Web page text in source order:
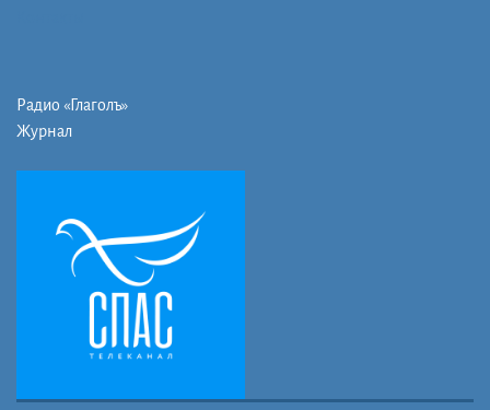
Радио «Глаголъ»
Журнал